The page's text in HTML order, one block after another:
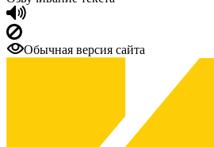
Обычная версия сайта